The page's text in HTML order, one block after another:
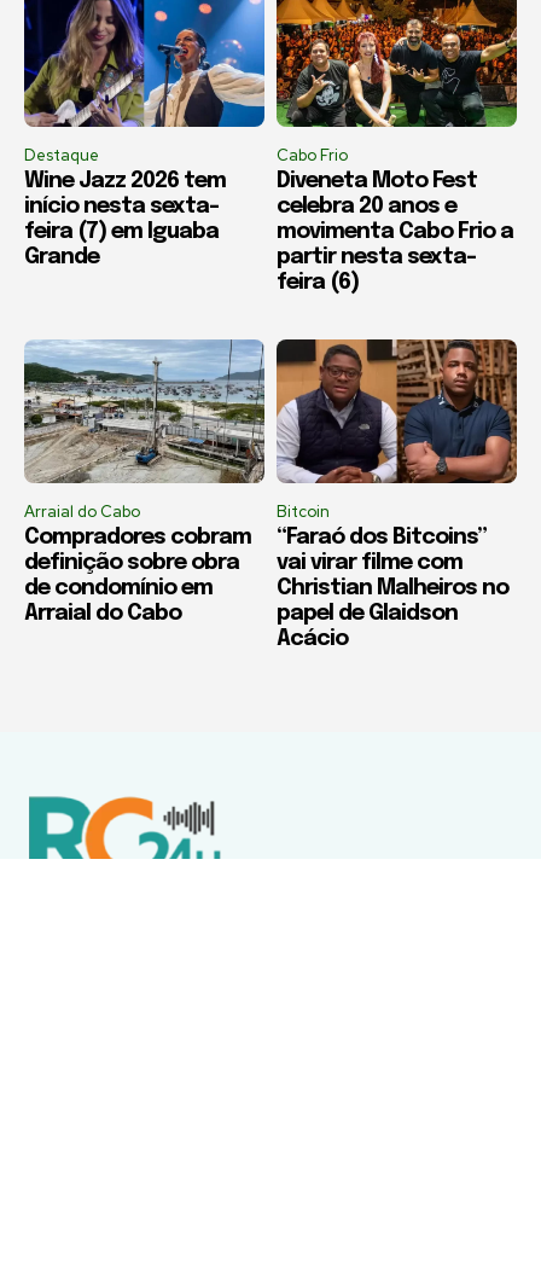
Destaque
Wine Jazz 2026 tem
início nesta sexta-
feira (7) em Iguaba
Grande
Cabo Frio
Diveneta Moto Fest
celebra 20 anos e
movimenta Cabo Frio a
partir nesta sexta-
feira (6)
Arraial do Cabo
Compradores cobram
definição sobre obra
de condomínio em
Arraial do Cabo
Bitcoin
“Faraó dos Bitcoins”
vai virar filme com
Christian Malheiros no
papel de Glaidson
Acácio